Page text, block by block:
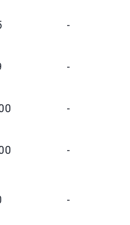
-
-
-
-
-